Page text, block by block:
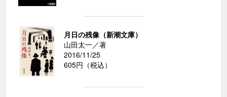
月日の残像（新潮文庫）
山田太一／著
2016/11/25
605円（税込）